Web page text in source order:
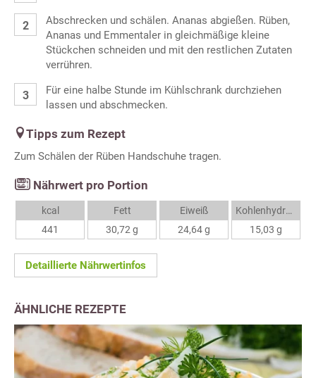
Abschrecken und schälen. Ananas abgießen. Rüben,
Ananas und Emmentaler in gleichmäßige kleine
Stückchen schneiden und mit den restlichen Zutaten
verrühren.
Für eine halbe Stunde im Kühlschrank durchziehen
lassen und abschmecken.
Tipps zum Rezept
Zum Schälen der Rüben Handschuhe tragen.
Nährwert pro Portion
kcal
441
Fett
30,72 g
Eiweiß
24,64 g
Kohlenhydrate
15,03 g
Detaillierte Nährwertinfos
ÄHNLICHE REZEPTE